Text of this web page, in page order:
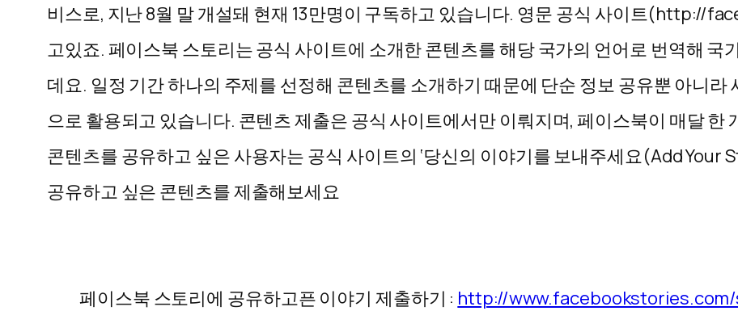
비스로, 지난 8월 말 개설돼 현재 13만명이 구독하고 있습니다. 영문 공식 사이트(http://
고있죠. 페이스북 스토리는 공식 사이트에 소개한 콘텐츠를 해당 국가의 언어로 번역해 국
데요. 일정 기간 하나의 주제를 선정해 콘텐츠를 소개하기 때문에 단순 정보 공유뿐 아니
으로 활용되고 있습니다. 콘텐츠 제출은 공식 사이트에서만 이뤄지며, 페이스북이 매달 한
콘텐츠를 공유하고 싶은 사용자는 공식 사이트의 ‘당신의 이야기를 보내주세요(Add Your
공유하고 싶은 콘텐츠를 제출해보세요
페이스북 스토리에 공유하고픈 이야기 제출하기 : http://